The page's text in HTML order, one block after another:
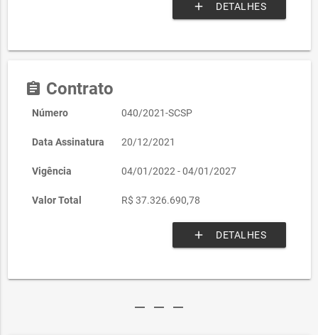
add DETALHES
assignment Contrato
Número 040/2021-SCSP
Data Assinatura 20/12/2021
Vigência 04/01/2022 - 04/01/2027
Valor Total R$ 37.326.690,78
add DETALHES
remove remove remove